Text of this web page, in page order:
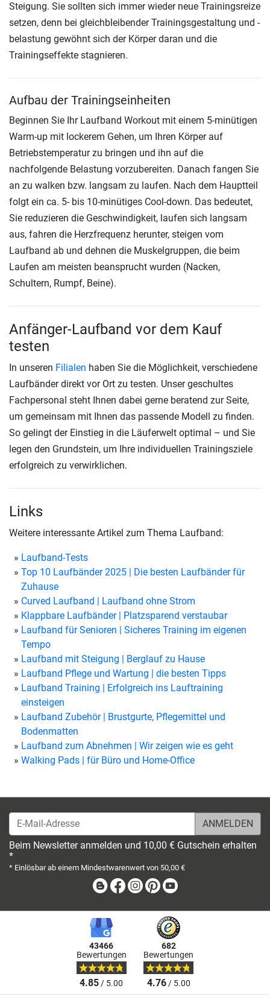
Steigung. Sie sollten sich immer wieder neue Trainingsreize
setzen, denn bei gleichbleibender Trainingsgestaltung und -
belastung gewöhnt sich der Körper daran und die
Trainingseffekte stagnieren.
Aufbau der Trainingseinheiten
Beginnen Sie Ihr Laufband Workout mit einem 5-minütigen
Warm-up mit lockerem Gehen, um Ihren Körper auf
Betriebstemperatur zu bringen und ihn auf die
nachfolgende Belastung vorzubereiten. Danach fangen Sie
an zu walken bzw. langsam zu laufen. Nach dem Hauptteil
folgt ein ca. 5- bis 10-minütiges Cool-down. Das bedeutet,
Sie reduzieren die Geschwindigkeit, laufen sich langsam
aus, fahren die Herzfrequenz herunter, steigen vom
Laufband ab und dehnen die Muskelgruppen, die beim
Laufen am meisten beansprucht wurden (Nacken,
Schultern, Rumpf, Beine).
Anfänger-Laufband vor dem Kauf
testen
In unseren Filialen haben Sie die Möglichkeit, verschiedene
Laufbänder direkt vor Ort zu testen. Unser geschultes
Fachpersonal steht Ihnen dabei gerne beratend zur Seite,
um gemeinsam mit Ihnen das passende Modell zu finden.
So gelingt der Einstieg in die Läuferwelt optimal – und Sie
legen den Grundstein, um Ihre individuellen Trainingsziele
erfolgreich zu verwirklichen.
Links
Weitere interessante Artikel zum Thema Laufband:
Laufband-Tests
Top 10 Laufbänder 2025 | Die besten Laufbänder für
Zuhause
Curved Laufband | Laufband ohne Strom
Klappbare Laufbänder | Platzsparend verstaubar
Laufband für Senioren | Sicheres Training im eigenen
Tempo
Laufband mit Steigung | Berglauf zu Hause
Laufband Pflege und Wartung | die besten Tipps
Laufband Training | Erfolgreich ins Lauftraining
einsteigen
Laufband Zubehör | Brustgurte, Pflegemittel und
Bodenmatten
Laufband zum Abnehmen | Wir zeigen wie es geht
Walking Pads | für Büro und Home-Office
E-Mail-Adresse
Beim Newsletter anmelden und 10,00 € Gutschein erhalten
*
* Einlösbar ab einem Mindestwarenwert von 50,00 €
BlogFacebook
Instagram
Pinterest
43466
Bewertungen
4.85/ 5.00
682
Bewertungen
4.76/ 5.00